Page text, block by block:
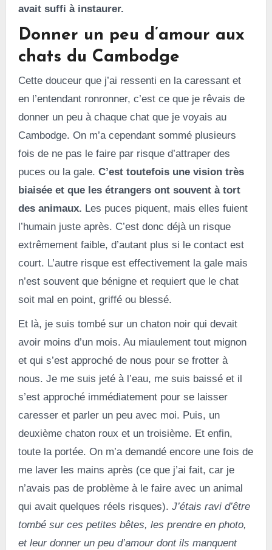
avait suffi à instaurer.
Donner un peu d’amour aux
chats du Cambodge
Cette douceur que j’ai ressenti en la caressant et
en l’entendant ronronner, c’est ce que je rêvais de
donner un peu à chaque chat que je voyais au
Cambodge. On m’a cependant sommé plusieurs
fois de ne pas le faire par risque d’attraper des
puces ou la gale. C’est toutefois une vision très
biaisée et que les étrangers ont souvent à tort
des animaux. Les puces piquent, mais elles fuient
l’humain juste après. C’est donc déjà un risque
extrêmement faible, d’autant plus si le contact est
court. L’autre risque est effectivement la gale mais
n’est souvent que bénigne et requiert que le chat
soit mal en point, griffé ou blessé.
Et là, je suis tombé sur un chaton noir qui devait
avoir moins d’un mois. Au miaulement tout mignon
et qui s’est approché de nous pour se frotter à
nous. Je me suis jeté à l’eau, me suis baissé et il
s’est approché immédiatement pour se laisser
caresser et parler un peu avec moi. Puis, un
deuxième chaton roux et un troisième. Et enfin,
toute la portée. On m’a demandé encore une fois de
me laver les mains après (ce que j’ai fait, car je
n’avais pas de problème à le faire avec un animal
qui avait quelques réels risques). J’étais ravi d’être
tombé sur ces petites bêtes, les prendre en photo,
et leur donner un peu d’amour dont ils manquent